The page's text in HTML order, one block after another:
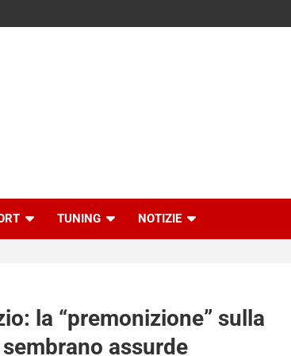
TUNING NOTIZIE
la “premonizione” sulla
assurde